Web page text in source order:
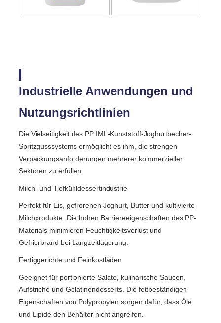
Industrielle Anwendungen und
Nutzungsrichtlinien
Die Vielseitigkeit des PP IML-Kunststoff-Joghurtbecher-
Spritzgusssystems ermöglicht es ihm, die strengen
Verpackungsanforderungen mehrerer kommerzieller
Sektoren zu erfüllen:
Milch- und Tiefkühldessertindustrie
Perfekt für Eis, gefrorenen Joghurt, Butter und kultivierte
Milchprodukte. Die hohen Barriereeigenschaften des PP-
Materials minimieren Feuchtigkeitsverlust und
Gefrierbrand bei Langzeitlagerung.
Fertiggerichte und Feinkostläden
Geeignet für portionierte Salate, kulinarische Saucen,
Aufstriche und Gelatinendesserts. Die fettbeständigen
Eigenschaften von Polypropylen sorgen dafür, dass Öle
und Lipide den Behälter nicht angreifen.